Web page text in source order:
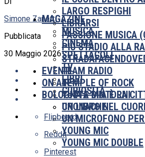
LARGO RESPIGHI
LIBRARSI
PASSIONE MUSICA
PIÙ STADIO ALLA
TEAM RADIO
TEMPLE OF ROCK
TUTTA MIA È LA
UN LIBRO NEL
UN MICROFONO
YOUNG MIC
YOUNG MIC DOUBLE
MAGAZINE
MUSICA
CINEMA
SPETTACOLI
TV
LIBRI
CURIOSITÀ
EVENTI
ON AIR
BOLOGNA E DINTORNI
CRONACHE
Simone Zanetti
Pubblicata
30 Maggio 2026
Flipboard
Reddit
Pinterest